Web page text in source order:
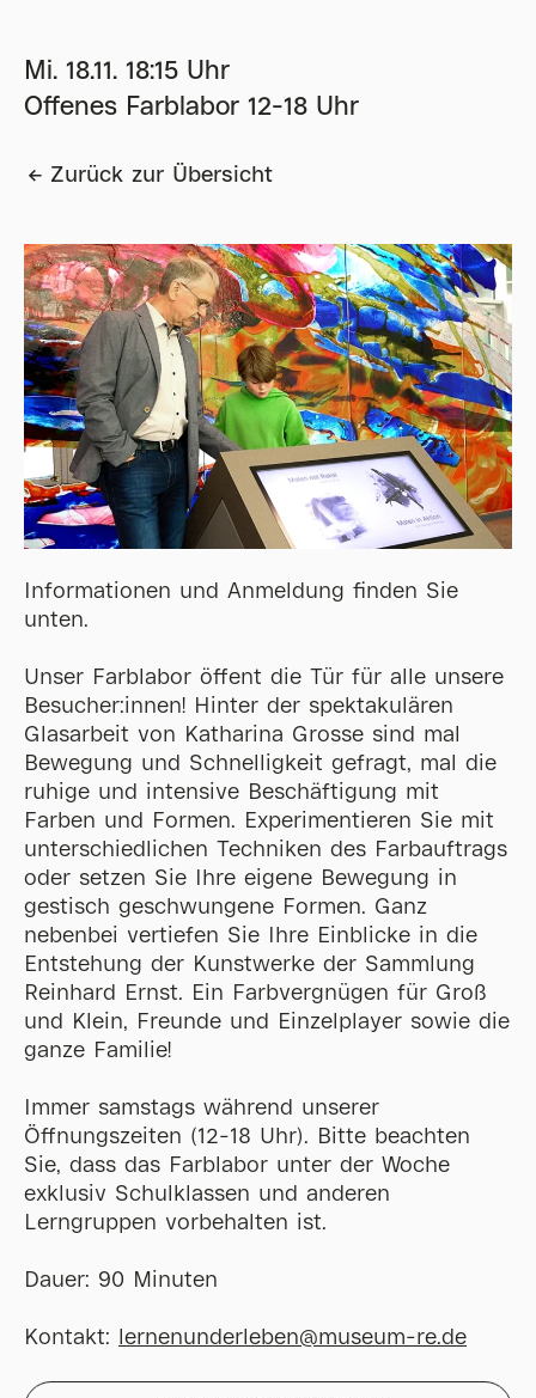
Offenes Farblabor 12-18 Uhr
Mi. 18.11. 18:15 Uhr
Zurück zur Übersicht
Informationen und Anmeldung finden Sie
unten.
Unser Farblabor öffent die Tür für alle unsere
Besucher:innen! Hinter der spektakulären
Glasarbeit von Katharina Grosse sind mal
Bewegung und Schnelligkeit gefragt, mal die
ruhige und intensive Beschäftigung mit
Farben und Formen. Experimentieren Sie mit
unterschiedlichen Techniken des Farbauftrags
oder setzen Sie Ihre eigene Bewegung in
gestisch geschwungene Formen. Ganz
nebenbei vertiefen Sie Ihre Einblicke in die
Entstehung der Kunstwerke der Sammlung
Reinhard Ernst. Ein Farbvergnügen für Groß
und Klein, Freunde und Einzelplayer sowie die
ganze Familie!
Immer samstags während unserer
Öffnungszeiten (12-18 Uhr). Bitte beachten
Sie, dass das Farblabor unter der Woche
exklusiv Schulklassen und anderen
Lerngruppen vorbehalten ist.
Dauer: 90 Minuten
Kontakt: lernenunderleben@museum-re.de